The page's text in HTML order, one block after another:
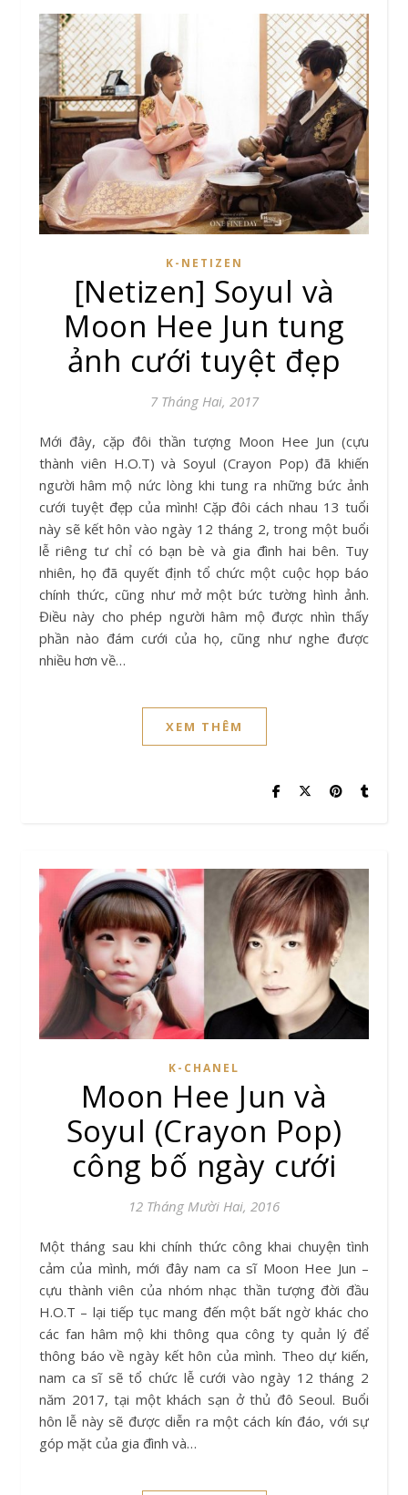
K-NETIZEN
[Netizen] Soyul và
Moon Hee Jun tung
ảnh cưới tuyệt đẹp
7 Tháng Hai, 2017
Mới đây, cặp đôi thần tượng Moon Hee Jun (cựu
thành viên H.O.T) và Soyul (Crayon Pop) đã khiến
người hâm mộ nức lòng khi tung ra những bức ảnh
cưới tuyệt đẹp của mình! Cặp đôi cách nhau 13 tuổi
này sẽ kết hôn vào ngày 12 tháng 2, trong một buổi
lễ riêng tư chỉ có bạn bè và gia đình hai bên. Tuy
nhiên, họ đã quyết định tổ chức một cuộc họp báo
chính thức, cũng như mở một bức tường hình ảnh.
Điều này cho phép người hâm mộ được nhìn thấy
phần nào đám cưới của họ, cũng như nghe được
nhiều hơn về…
XEM THÊM
K-CHANEL
Moon Hee Jun và
Soyul (Crayon Pop)
công bố ngày cưới
12 Tháng Mười Hai, 2016
Một tháng sau khi chính thức công khai chuyện tình
cảm của mình, mới đây nam ca sĩ Moon Hee Jun –
cựu thành viên của nhóm nhạc thần tượng đời đầu
H.O.T – lại tiếp tục mang đến một bất ngờ khác cho
các fan hâm mộ khi thông qua công ty quản lý để
thông báo về ngày kết hôn của mình. Theo dự kiến,
nam ca sĩ sẽ tổ chức lễ cưới vào ngày 12 tháng 2
năm 2017, tại một khách sạn ở thủ đô Seoul. Buổi
hôn lễ này sẽ được diễn ra một cách kín đáo, với sự
góp mặt của gia đình và…